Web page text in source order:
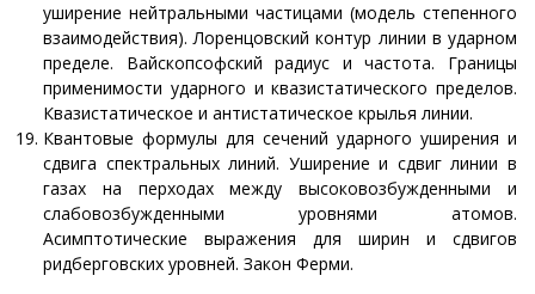
уширение нейтральными частицами (модель степенного
взаимодействия). Лоренцовский контур линии в ударном
пределе. Вайскопсофский радиус и частота. Границы
применимости ударного и квазистатического пределов.
Квазистатическое и антистатическое крылья линии.
Квантовые формулы для сечений ударного уширения и
сдвига спектральных линий. Уширение и сдвиг линии в
газах на перходах между высоковозбужденными и
слабовозбужденными уровнями атомов.
Асимптотические выражения для ширин и сдвигов
ридберговских уровней. Закон Ферми.